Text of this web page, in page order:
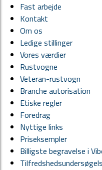
Fast arbejde
Kontakt
Om os
Ledige stillinger
Vores værdier
Rustvogne
Veteran-rustvogn
Branche autorisation
Etiske regler
Foredrag
Nyttige links
Priseksempler
Billigste begravelse i